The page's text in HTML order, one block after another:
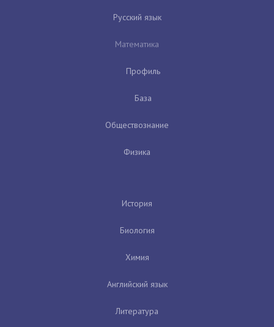
Русский язык
Математика
Профиль
База
Обществознание
Физика
История
Биология
Химия
Английский язык
Литература